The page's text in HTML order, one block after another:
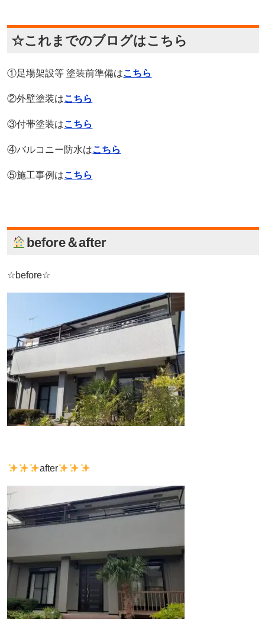
☆これまでのブログはこちら
①足場架設等 塗装前準備はこちら
②外壁塗装はこちら
③付帯塗装はこちら
④バルコニー防水はこちら
⑤施工事例はこちら
before＆after
☆before☆
after